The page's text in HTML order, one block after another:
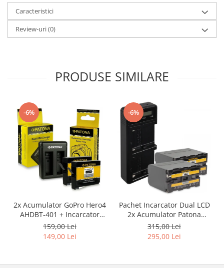
Caracteristici
Review-uri(0)
PRODUSE SIMILARE
-6%
2x Acumulator GoPro Hero4
AHDBT-401 + Incarcator
Dual AHBBP-401
159,00 Lei
149,00 Lei
-6%
Pachet Incarcator Dual LCD
2x Acumulator Patona
pentru Sony NP-F970
315,00 Lei
295,00 Lei